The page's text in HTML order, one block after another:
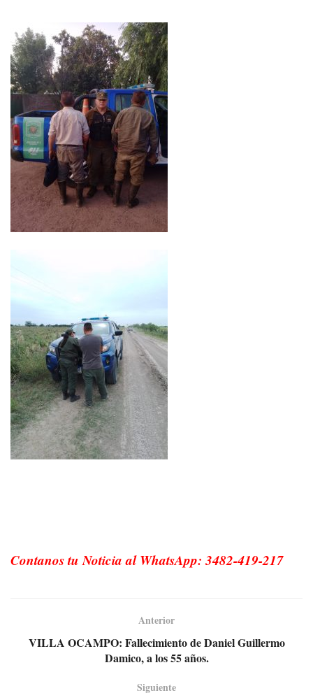
Contanos tu Noticia al WhatsApp: 3482-419-217
Anterior
VILLA OCAMPO: Fallecimiento de Daniel Guillermo
Damico, a los 55 años.
Siguiente